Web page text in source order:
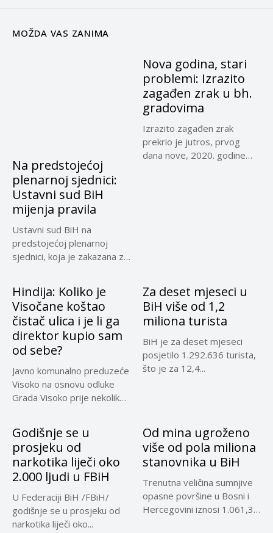
MOŽDA VAS ZANIMA
Na predstojećoj
plenarnoj sjednici:
Ustavni sud BiH
mijenja pravila
Ustavni sud BiH na
predstojećoj plenarnoj
sjednici, koja je zakazana za
Nova godina, stari
problemi: Izrazito
zagađen zrak u bh.
gradovima
Izrazito zagađen zrak
prekrio je jutros, prvog
dana nove, 2020. godine
Hindija: Koliko je
Visočane koštao
čistač ulica i je li ga
direktor kupio sam
od sebe?
Javno komunalno preduzeće
Visoko na osnovu odluke
Grada Visoko prije nekoliko
Za deset mjeseci u
BiH više od 1,2
miliona turista
BiH je za deset mjeseci
posjetilo 1.292.636 turista,
što je za 12,4...
Godišnje se u
prosjeku od
narkotika liječi oko
2.000 ljudi u FBiH
U Federaciji BiH /FBiH/
godišnje se u prosjeku od
narkotika liječi oko...
Od mina ugroženo
više od pola miliona
stanovnika u BiH
Trenutna veličina sumnjive
opasne površine u Bosni i
Hercegovini iznosi 1.061,32